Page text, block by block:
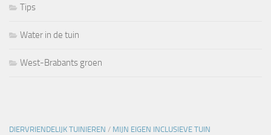
Tips
Water in de tuin
West-Brabants groen
DIERVRIENDELIJK TUINIEREN / MIJN EIGEN INCLUSIEVE TUIN